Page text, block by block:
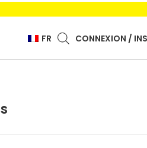
FR CONNEXION /